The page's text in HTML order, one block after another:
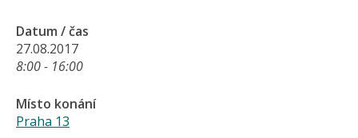
Datum / čas
27.08.2017
8:00 - 16:00
Místo konání
Praha 13